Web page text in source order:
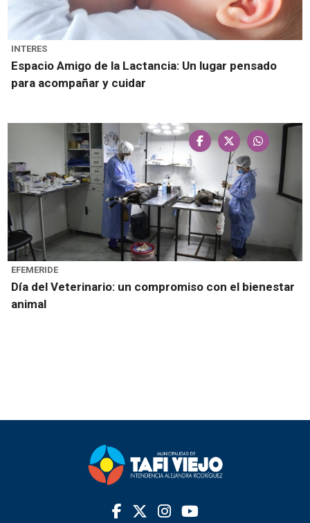
INTERES
Espacio Amigo de la Lactancia: Un lugar pensado
para acompañar y cuidar
EFEMERIDE
Día del Veterinario: un compromiso con el bienestar
animal